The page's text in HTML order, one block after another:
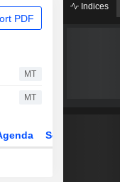
PDF
MT
MT
Secteur
Indices